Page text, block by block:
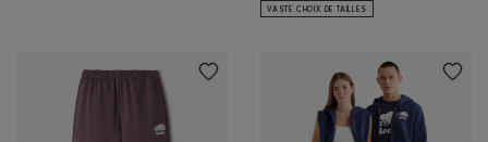
VASTE CHOIX DE TAILLES